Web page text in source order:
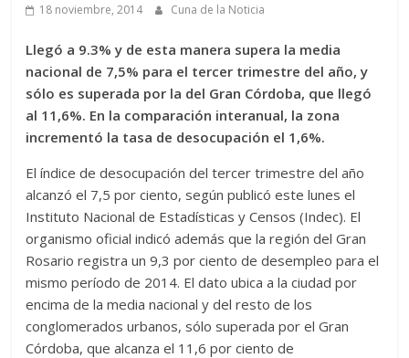
18 noviembre, 2014 Cuna de la Noticia
Llegó a 9.3% y de esta manera supera la media
nacional de 7,5% para el tercer trimestre del año, y
sólo es superada por la del Gran Córdoba, que llegó
al 11,6%. En la comparación interanual, la zona
incrementó la tasa de desocupación el 1,6%.
El índice de desocupación del tercer trimestre del año
alcanzó el 7,5 por ciento, según publicó este lunes el
Instituto Nacional de Estadísticas y Censos (Indec). El
organismo oficial indicó además que la región del Gran
Rosario registra un 9,3 por ciento de desempleo para el
mismo período de 2014. El dato ubica a la ciudad por
encima de la media nacional y del resto de los
conglomerados urbanos, sólo superada por el Gran
Córdoba, que alcanza el 11,6 por ciento de